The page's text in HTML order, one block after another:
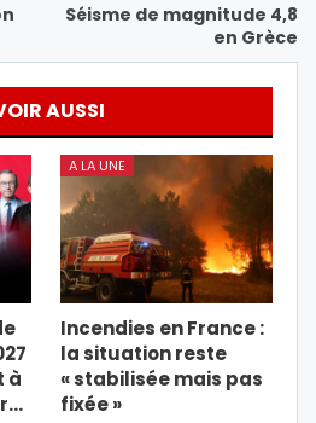
Séisme de magnitude 4,8
en Grèce
AUSSI
à
A LA UNE
Incendies en France :
la situation reste
« stabilisée mais pas
fixée »